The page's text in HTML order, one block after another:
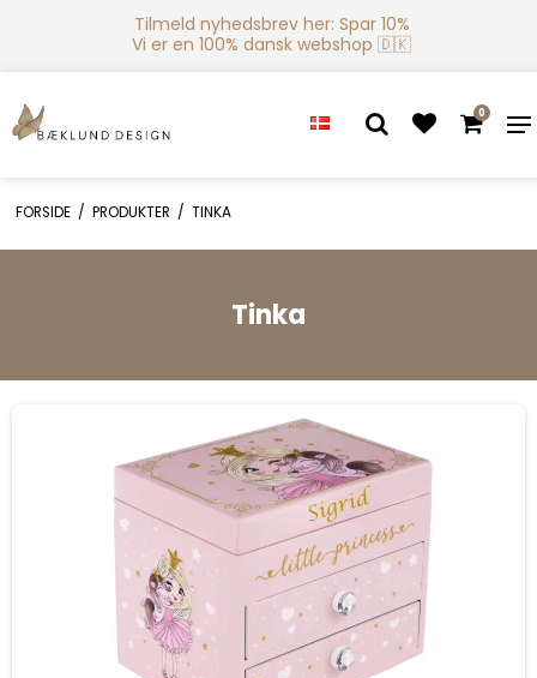
Tilmeld nyhedsbrev her: Spar 10%
Vi er en 100% dansk webshop 🇩🇰
0
FORSIDE / PRODUKTER / TINKA
Tinka